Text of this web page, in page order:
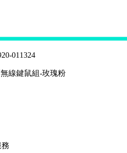
011324
線鍵鼠組-玫瑰粉